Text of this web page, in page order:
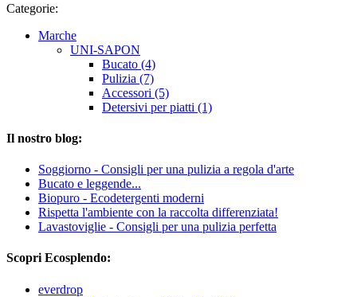
Categorie:
Marche
UNI-SAPON
Bucato (4)
Pulizia (7)
Accessori (5)
Detersivi per piatti (1)
Il nostro blog:
Soggiorno - Consigli per una pulizia a regola d'arte
Bucato e leggende...
Biopuro - Ecodetergenti moderni
Rispetta l'ambiente con la raccolta differenziata!
Lavastoviglie - Consigli per una pulizia perfetta
Scopri Ecosplendo:
everdrop